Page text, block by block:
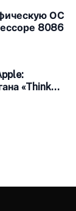
ОС
8086
«Think